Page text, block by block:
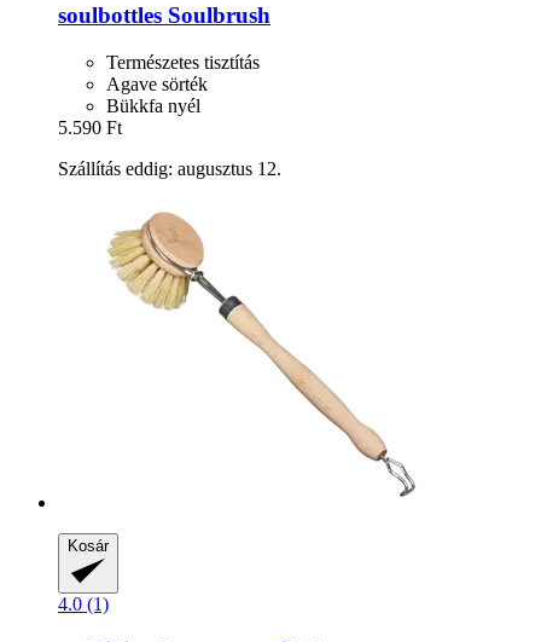
soulbottles Soulbrush
Természetes tisztítás
Agave sörték
Bükkfa nyél
5.590 Ft
Szállítás eddig: augusztus 12.
Kosár
4.0 (1)